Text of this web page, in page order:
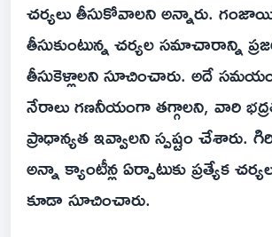
చర్యలు తీసుకోవాలని అన్నారు.
తీసుకుంటున్న చర్యల సమాచారాన్ని
తీసుకెళ్లాలని సూచించారు. అదే
నేరాలు గణనీయంగా తగ్గాలని, వారి
ప్రాధాన్యత ఇవ్వాలని స్పష్టం చేశారు.
అన్నా క్యాంటీన్ల ఏర్పాటుకు ప్రత్యేక
కూడా సూచించారు.